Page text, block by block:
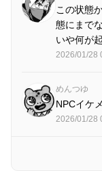
この状態
態にまで
いや何が
2026/01/28
めんつゆ
NPCイケ
2026/01/28